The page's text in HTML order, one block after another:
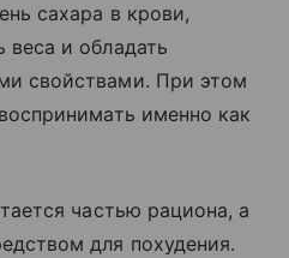
сахара в крови,
веса и обладать
свойствами. При этом
именно как
частью рациона, а
для похудения.